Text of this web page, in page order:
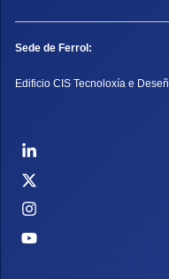
Sede de Ferrol:
Edificio CIS Tecnoloxía e